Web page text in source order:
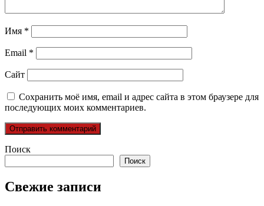
Имя *
Email *
Сайт
Сохранить моё имя, email и адрес сайта в этом браузере для
последующих моих комментариев.
Поиск
Поиск
Свежие записи